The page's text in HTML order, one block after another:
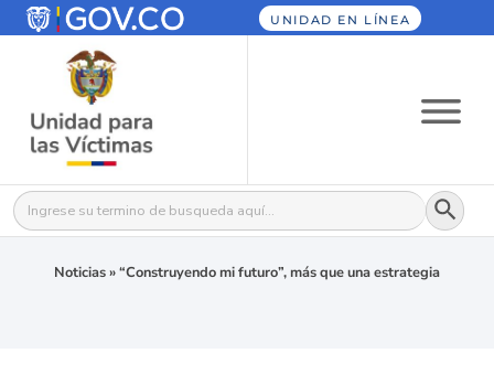
UNIDAD EN LÍNEA
Buscar: Botón
Noticias»“Construyendo mi futuro”, más que una estrategia